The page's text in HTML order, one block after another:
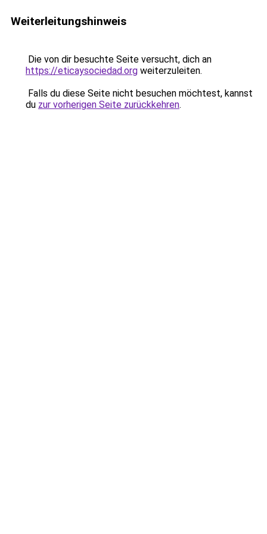
Weiterleitungshinweis
Die von dir besuchte Seite versucht, dich an
https://eticaysociedad.org weiterzuleiten.
Falls du diese Seite nicht besuchen möchtest, kannst
du zur vorherigen Seite zurückkehren.